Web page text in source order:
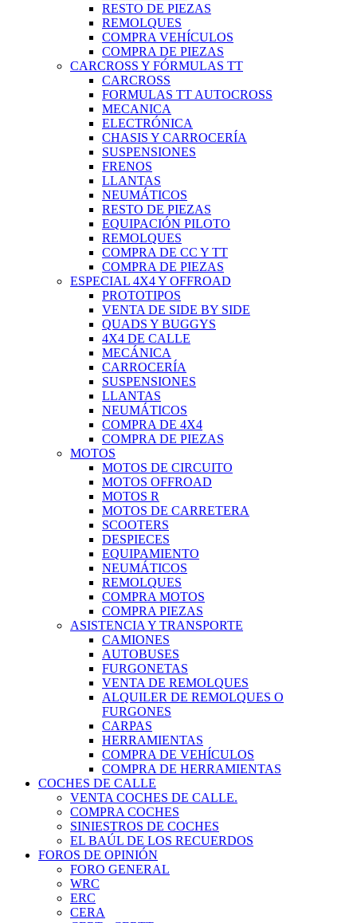
RESTO DE PIEZAS
REMOLQUES
COMPRA VEHÍCULOS
COMPRA DE PIEZAS
CARCROSS Y FÓRMULAS TT
CARCROSS
FORMULAS TT AUTOCROSS
MECANICA
ELECTRÓNICA
CHASIS Y CARROCERÍA
SUSPENSIONES
FRENOS
LLANTAS
NEUMÁTICOS
RESTO DE PIEZAS
EQUIPACIÓN PILOTO
REMOLQUES
COMPRA DE CC Y TT
COMPRA DE PIEZAS
ESPECIAL 4X4 Y OFFROAD
PROTOTIPOS
VENTA DE SIDE BY SIDE
QUADS Y BUGGYS
4X4 DE CALLE
MECÁNICA
CARROCERÍA
SUSPENSIONES
LLANTAS
NEUMÁTICOS
COMPRA DE 4X4
COMPRA DE PIEZAS
MOTOS
MOTOS DE CIRCUITO
MOTOS OFFROAD
MOTOS R
MOTOS DE CARRETERA
SCOOTERS
DESPIECES
EQUIPAMIENTO
NEUMÁTICOS
REMOLQUES
COMPRA MOTOS
COMPRA PIEZAS
ASISTENCIA Y TRANSPORTE
CAMIONES
AUTOBUSES
FURGONETAS
VENTA DE REMOLQUES
ALQUILER DE REMOLQUES O
FURGONES
CARPAS
HERRAMIENTAS
COMPRA DE VEHÍCULOS
COMPRA DE HERRAMIENTAS
COCHES DE CALLE
VENTA COCHES DE CALLE.
COMPRA COCHES
SINIESTROS DE COCHES
EL BAÚL DE LOS RECUERDOS
FOROS DE OPINIÓN
FORO GENERAL
WRC
ERC
CERA